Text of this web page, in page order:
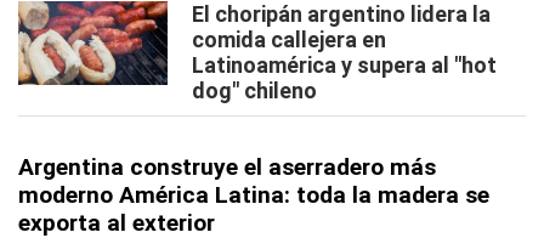
El choripán argentino lidera la
comida callejera en
Latinoamérica y supera al "hot
dog" chileno
Argentina construye el aserradero más
moderno América Latina: toda la madera se
exporta al exterior